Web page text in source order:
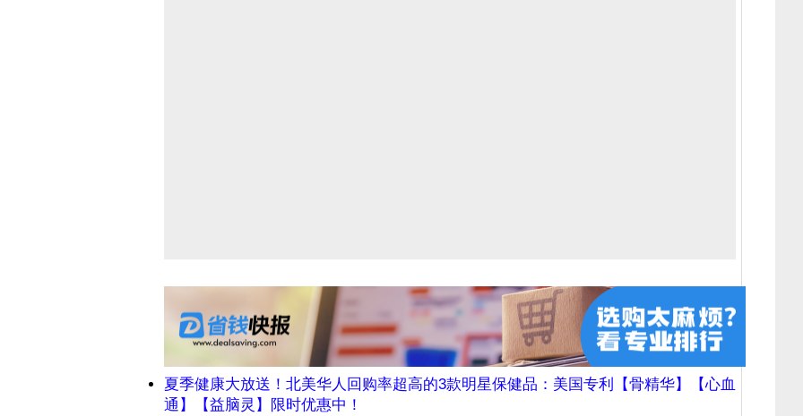
夏季健康大放送！北美华人回购率超高的3款明星保健品：美国专利【骨精华】【心血
通】【益脑灵】限时优惠中！